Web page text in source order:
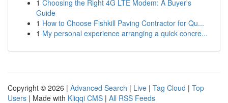
1 Choosing the Right 4G LTE Modem: A Buyer's
Guide
1 How to Choose Fishkill Paving Contractor for Qu...
1 My personal experience arranging a quick concre...
Copyright © 2026 | Advanced Search | Live | Tag Cloud | Top
Users | Made with Kliqqi CMS | All RSS Feeds